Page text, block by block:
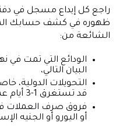
راجع كل إيداع مسجل في
ظهوره في كشف حسابك
الشائعة من:
الودائع التي تمت في
البيان التالي،
التحويلات الدولية،
قد تستغرق 1-3 أيام عمل لتسليمها،
فروق صرف العملات في
أو اليورو أو الجنيه